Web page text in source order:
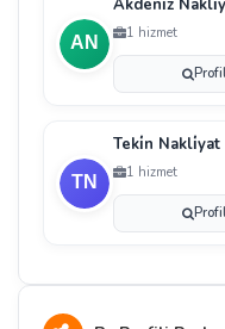
1 hizmet
Profil
Teki̇n Nakli̇yat
1 hizmet
Profil